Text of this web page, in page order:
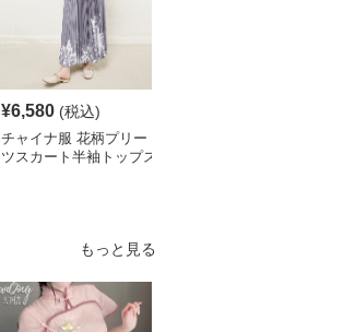
¥6,580 (税込)
チャイナ服 花柄プリー
ツスカート半袖トップス
もっと見る